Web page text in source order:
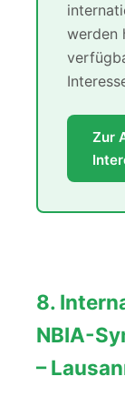
werden
Zur
8.
NBIA-
–